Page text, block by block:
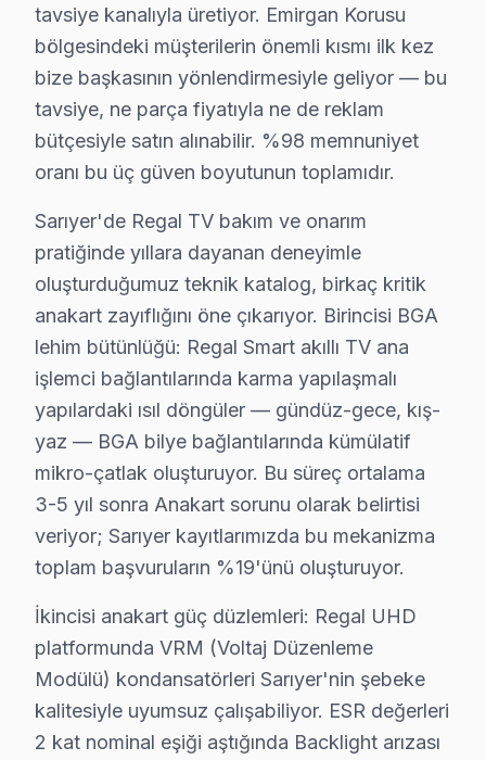
Rumelifeneri'nde Regal TV Servisi
Rumelifeneri, sakin bir yaşam arayanların tercihi
Rumelihisarı'nda Regal TV Servisi
Rumelihisarı, tarihi yapıları ve doğal güzellikleriyle
Rumelikavağı'nda Regal TV Servisi
Rumelikavağı, huzurlu sokakları ve samimi
Tarabya'da Regal TV Servisi
Tarabya, yaz aylarının popüler mekanlarından biri
Uskumruköy'de Regal TV Servisi
Uskumruköy, doğal güzellikleri ile öne çıkan bir
Yeniköy'de Regal TV Servisi
Yeniköy, tipik bir İstanbul mahallesi olarak hem sahil
Zekeriyaköy'de Regal TV Servisi
Zekeriyaköy, doğayla iç içe bir yaşam sunan modern
Sarıyer Mahallelerinde Regal Servisi
bu bölgedeki Regal televizyon tamir fiyatları, çeşitli
Güç kartı değişimi genellikle 500 TL civarındayken,
tavsiye kanalıyla üretiyor. Emirgan Korusu
bölgesindeki müşterilerin önemli kısmı ilk kez
bize başkasının yönlendirmesiyle geliyor — bu
tavsiye, ne parça fiyatıyla ne de reklam
bütçesiyle satın alınabilir. %98 memnuniyet
oranı bu üç güven boyutunun toplamıdır.
Sarıyer'de Regal TV bakım ve onarım
pratiğinde yıllara dayanan deneyimle
oluşturduğumuz teknik katalog, birkaç kritik
anakart zayıflığını öne çıkarıyor. Birincisi BGA
lehim bütünlüğü: Regal Smart akıllı TV ana
işlemci bağlantılarında karma yapılaşmalı
yapılardaki ısıl döngüler — gündüz-gece, kış-
yaz — BGA bilye bağlantılarında kümülatif
mikro-çatlak oluşturuyor. Bu süreç ortalama
3-5 yıl sonra Anakart sorunu olarak belirtisi
veriyor; Sarıyer kayıtlarımızda bu mekanizma
toplam başvuruların %19'ünü oluşturuyor.
İkincisi anakart güç düzlemleri: Regal UHD
platformunda VRM (Voltaj Düzenleme
Modülü) kondansatörleri Sarıyer'nin şebeke
kalitesiyle uyumsuz çalışabiliyor. ESR değerleri
2 kat nominal eşiği aştığında Backlight arızası